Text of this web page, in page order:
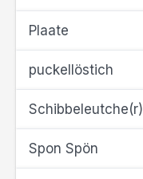
Plaate
puckellöstich
Schibbeleutche(r)
Spon Spön